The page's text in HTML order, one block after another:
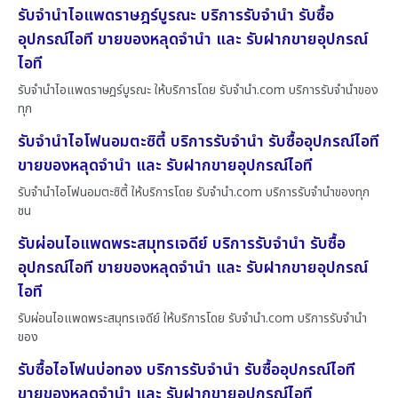
รับจำนำไอแพดราษฎร์บูรณะ บริการรับจำนำ รับซื้อ
อุปกรณ์ไอที ขายของหลุดจำนำ และ รับฝากขายอุปกรณ์
ไอที
รับจำนำไอแพดราษฎร์บูรณะ ให้บริการโดย รับจํานํา.com บริการรับจำนำของ
ทุก
รับจำนำไอโฟนอมตะซิตี้ บริการรับจำนำ รับซื้ออุปกรณ์ไอที
ขายของหลุดจำนำ และ รับฝากขายอุปกรณ์ไอที
รับจำนำไอโฟนอมตะซิตี้ ให้บริการโดย รับจํานํา.com บริการรับจำนำของทุก
ชน
รับผ่อนไอแพดพระสมุทรเจดีย์ บริการรับจำนำ รับซื้อ
อุปกรณ์ไอที ขายของหลุดจำนำ และ รับฝากขายอุปกรณ์
ไอที
รับผ่อนไอแพดพระสมุทรเจดีย์ ให้บริการโดย รับจํานํา.com บริการรับจำนำ
ของ
รับซื้อไอโฟนบ่อทอง บริการรับจำนำ รับซื้ออุปกรณ์ไอที